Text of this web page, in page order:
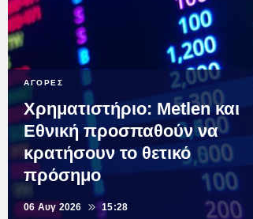
ΑΓΟΡΕΣ
Χρηματιστήριο: Metlen και
Εθνική προσπαθούν να
κρατήσουν το θετικό
πρόσημο
06 Αυγ 2026 15:28